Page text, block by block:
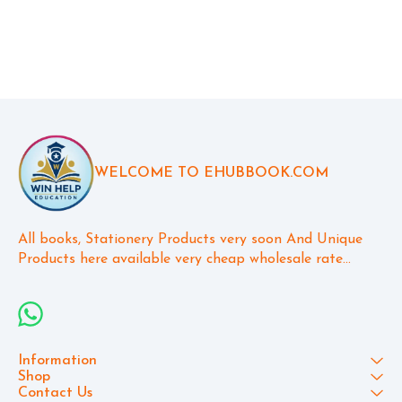
WELCOME TO EHUBBOOK.COM
All books, Stationery Products very soon And Unique
Products here available very cheap wholesale rate...
Information
Shop
Contact Us